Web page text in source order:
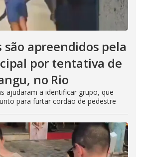
são apreendidos pela
por tentativa de
no Rio
ajudaram a identificar grupo, que
para furtar cordão de pedestre